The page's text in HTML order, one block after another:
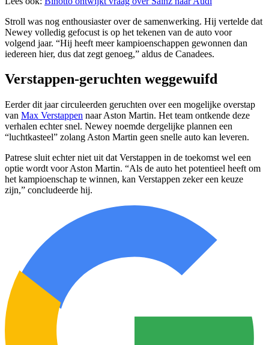
Stroll was nog enthousiaster over de samenwerking. Hij vertelde dat
Newey volledig gefocust is op het tekenen van de auto voor
volgend jaar. “Hij heeft meer kampioenschappen gewonnen dan
iedereen hier, dus dat zegt genoeg,” aldus de Canadees.
Verstappen-geruchten weggewuifd
Eerder dit jaar circuleerden geruchten over een mogelijke overstap
van Max Verstappen naar Aston Martin. Het team ontkende deze
verhalen echter snel. Newey noemde dergelijke plannen een
“luchtkasteel” zolang Aston Martin geen snelle auto kan leveren.
Patrese sluit echter niet uit dat Verstappen in de toekomst wel een
optie wordt voor Aston Martin. “Als de auto het potentieel heeft om
het kampioenschap te winnen, kan Verstappen zeker een keuze
zijn,” concludeerde hij.